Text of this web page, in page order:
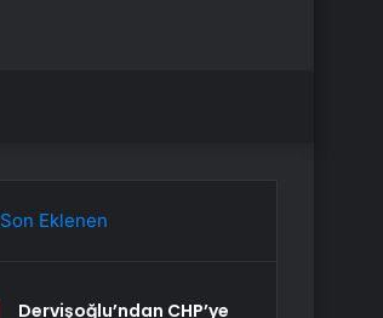
Son Eklenen
Dervişoğlu’ndan CHP’ye